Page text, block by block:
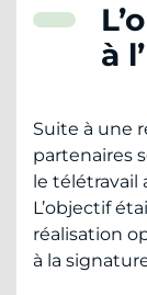
à
Suite à une
partenaires
le télétravail
L’objectif
réalisation
à la